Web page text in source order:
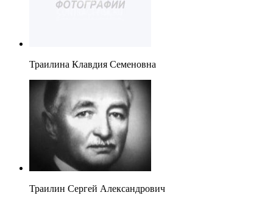
Траилина Клавдия Семеновна
Траилин Сергей Александрович